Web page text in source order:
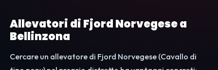
Allevatori di Fjord Norvegese a
Bellinzona
Cercare un allevatore di Fjord Norvegese (Cavallo di